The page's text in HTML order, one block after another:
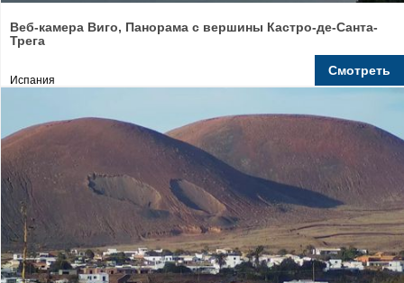
Веб-камера Виго, Панорама с вершины Кастро-де-Санта-
Трега
Испания
Смотреть